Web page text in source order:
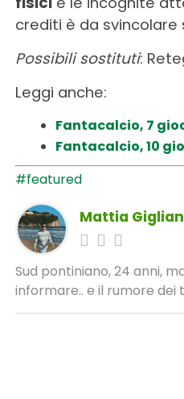
crediti è da svincolare
Possibili sostituti:
Leggi anche:
Fantacalcio, 7
Fantacalcio, 10
#featured
Mattia
Sud pontiniano, 24 anni,
informare.. e il rumore